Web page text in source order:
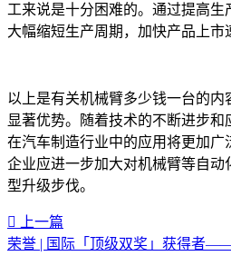
工来说是十分困难的。通过提高
大幅缩短生产周期，加快产品上市
以上是有关机械臂多少钱一台的
显著优势。随着技术的不断进步
在汽车制造行业中的应用将更加
企业应进一步加大对机械臂等自
型升级步伐。
上一篇
荣誉 | 国际「顶级双奖」获得者